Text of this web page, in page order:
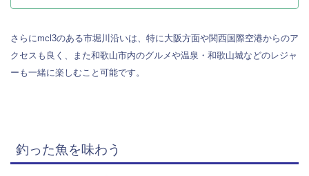
さらにmcl3のある市堀川沿いは、特に大阪方面や関西国際空港からのア
クセスも良く、また和歌山市内のグルメや温泉・和歌山城などのレジャ
ーも一緒に楽しむこと可能です。
釣った魚を味わう